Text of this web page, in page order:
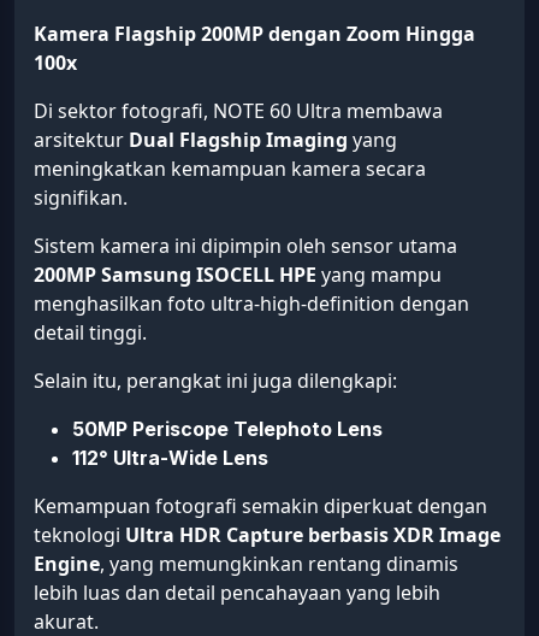
Kamera Flagship 200MP dengan Zoom Hingga
100x
Di sektor fotografi, NOTE 60 Ultra membawa
arsitektur Dual Flagship Imaging yang
meningkatkan kemampuan kamera secara
signifikan.
Sistem kamera ini dipimpin oleh sensor utama
200MP Samsung ISOCELL HPE yang mampu
menghasilkan foto ultra-high-definition dengan
detail tinggi.
Selain itu, perangkat ini juga dilengkapi:
50MP Periscope Telephoto Lens
112° Ultra-Wide Lens
Kemampuan fotografi semakin diperkuat dengan
teknologi Ultra HDR Capture berbasis XDR Image
Engine, yang memungkinkan rentang dinamis
lebih luas dan detail pencahayaan yang lebih
akurat.